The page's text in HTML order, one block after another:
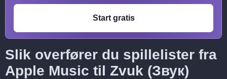
Start gratis
Slik overfører du spillelister fra
Apple Music til Zvuk (Звук)